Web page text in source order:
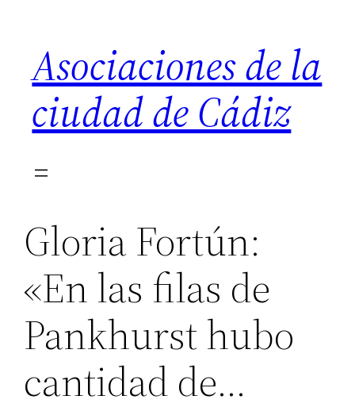
contenido
Asociaciones de la
ciudad de Cádiz
Gloria Fortún:
«En las filas de
Pankhurst hubo
cantidad de…